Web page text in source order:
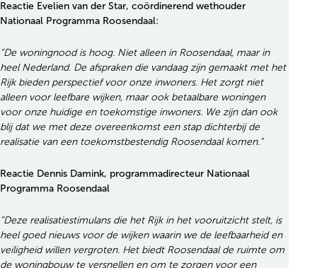
Reactie Evelien van der Star, coördinerend wethouder
Nationaal Programma Roosendaal:
“De woningnood is hoog. Niet alleen in Roosendaal, maar in
heel Nederland. De afspraken die vandaag zijn gemaakt met het
Rijk bieden perspectief voor onze inwoners. Het zorgt niet
alleen voor leefbare wijken, maar ook betaalbare woningen
voor onze huidige en toekomstige inwoners. We zijn dan ook
blij dat we met deze overeenkomst een stap dichterbij de
realisatie van een toekomstbestendig Roosendaal komen.”
Reactie Dennis Damink, programmadirecteur Nationaal
Programma Roosendaal
“Deze realisatiestimulans die het Rijk in het vooruitzicht stelt, is
heel goed nieuws voor de wijken waarin we de leefbaarheid en
veiligheid willen vergroten. Het biedt Roosendaal de ruimte om
de woningbouw te versnellen en om te zorgen voor een